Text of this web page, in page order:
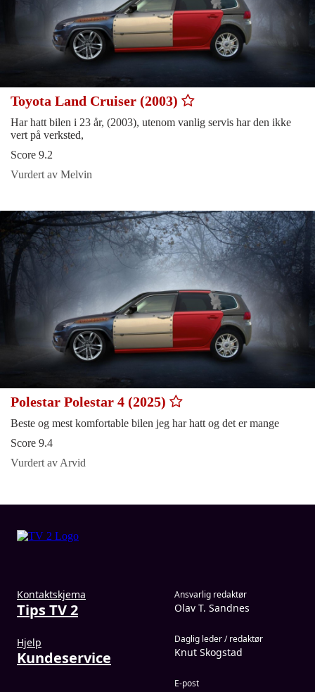
Toyota Land Cruiser (2003)
Har hatt bilen i 23 år, (2003), utenom vanlig servis har den ikke
vert på verksted,
Score 9.2
Vurdert av Melvin
Polestar Polestar 4 (2025)
Beste og mest komfortable bilen jeg har hatt og det er mange
Score 9.4
Vurdert av Arvid
Kontaktskjema
Tips TV 2
Hjelp
Kundeservice
Ansvarlig redaktør
Olav T. Sandnes
Daglig leder / redaktør
Knut Skogstad
E-post